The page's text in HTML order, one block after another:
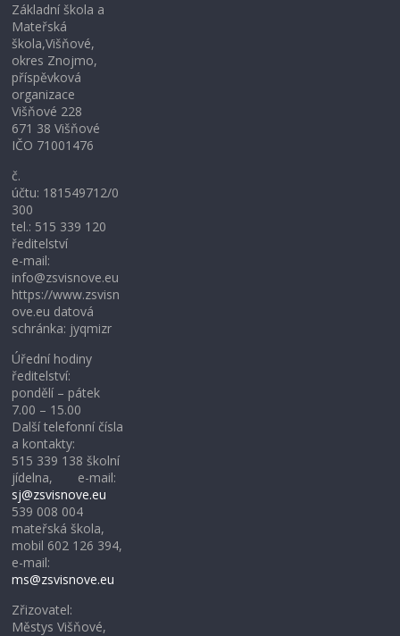
Základní škola a
Mateřská
škola,Višňové,
okres Znojmo,
příspěvková
organizace
Višňové 228
671 38 Višňové
IČO 71001476
č.
účtu: 181549712/0
300
tel.: 515 339 120
ředitelství
e-mail:
info@zsvisnove.eu
https://www.zsvisn
ove.eu datová
schránka: jyqmizr
Úřední hodiny
ředitelství:
pondělí – pátek
7.00 – 15.00
Další telefonní čísla
a kontakty:
515 339 138 školní
jídelna, e-mail:
sj@zsvisnove.eu
539 008 004
mateřská škola,
mobil 602 126 394,
e-mail:
ms@zsvisnove.eu
Zřizovatel:
Městys Višňové,